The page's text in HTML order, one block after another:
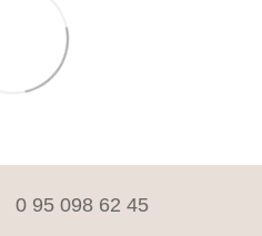
0 95 098 62 45